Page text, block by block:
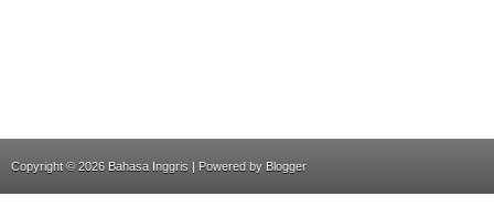
Copyright © 2026 Bahasa Inggris | Powered by Blogger